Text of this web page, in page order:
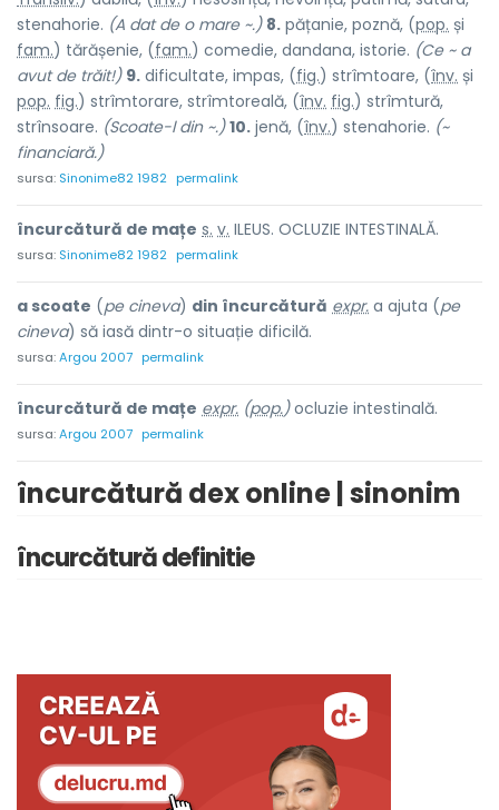
stenahorie. (A dat de o mare ~.) 8. pățanie, poznă, (pop. și
fam.) tărășenie, (fam.) comedie, dandana, istorie. (Ce ~ a
avut de trăit!) 9. dificultate, impas, (fig.) strîmtoare, (înv. și
pop. fig.) strîmtorare, strîmtoreală, (înv. fig.) strîmtură,
strînsoare. (Scoate-l din ~.) 10. jenă, (înv.) stenahorie. (~
financiară.)
sursa: Sinonime82 1982 permalink
încurcătură de mațe s. v. ILEUS. OCLUZIE INTESTINALĂ.
sursa: Sinonime82 1982 permalink
a scoate (pe cineva) din încurcătură expr. a ajuta (pe
cineva) să iasă dintr-o situație dificilă.
sursa:Argou 2007 permalink
încurcătură de mațe expr. (pop.)ocluzie intestinală.
sursa:Argou 2007 permalink
încurcătură dex online | sinonim
încurcătură definitie